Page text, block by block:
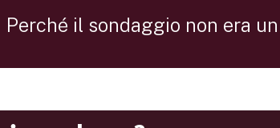
Perché il sondaggio non era